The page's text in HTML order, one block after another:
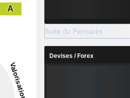
A
Suite du Palmarès
Devises / Forex